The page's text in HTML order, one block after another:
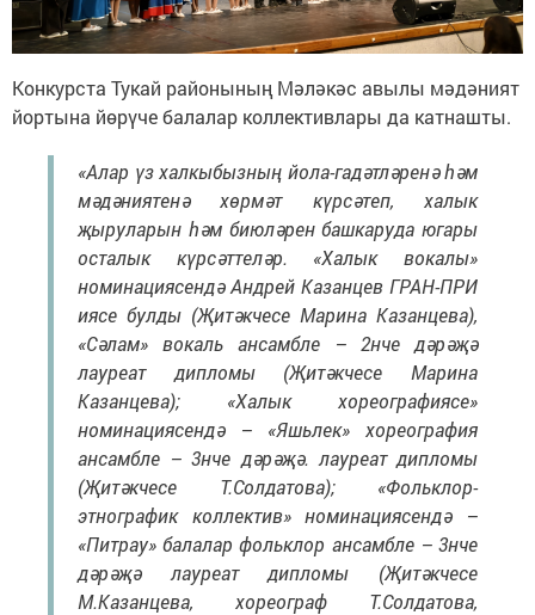
Конкурста Тукай районының Мәләкәс авылы мәдәният
йортына йөрүче балалар коллективлары да катнашты.
«Алар үз халкыбызның йола-гадәтләренә һәм
мәдәниятенә хөрмәт күрсәтеп, халык
җыруларын һәм биюләрен башкаруда югары
осталык күрсәттеләр. «Халык вокалы»
номинациясендә Андрей Казанцев ГРАН-ПРИ
иясе булды (Җитәкчесе Марина Казанцева),
«Сәлам» вокаль ансамбле – 2нче дәрәҗә
лауреат дипломы (Җитәкчесе Марина
Казанцева); «Халык хореографиясе»
номинациясендә – «Яшьлек» хореография
ансамбле – 3нче дәрәҗә. лауреат дипломы
(Җитәкчесе Т.Солдатова); «Фольклор-
этнографик коллектив» номинациясендә –
«Питрау» балалар фольклор ансамбле – 3нче
дәрәҗә лауреат дипломы (Җитәкчесе
М.Казанцева, хореограф Т.Солдатова,